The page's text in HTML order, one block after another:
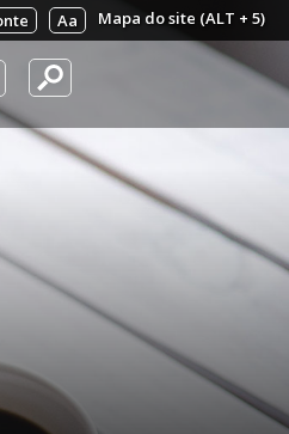
Mapa do site (ALT + 5)
Aa